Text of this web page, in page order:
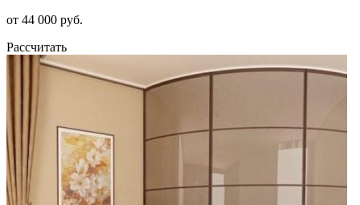
от 44 000 руб.
Рассчитать